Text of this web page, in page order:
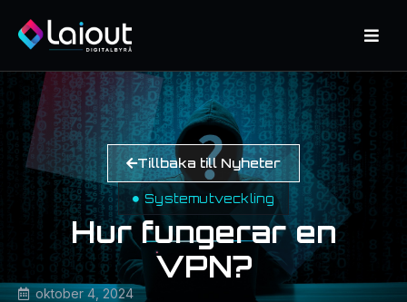
Tillbaka till Nyheter
Systemutveckling
Hur fungerar en
VPN?
oktober 4, 2024